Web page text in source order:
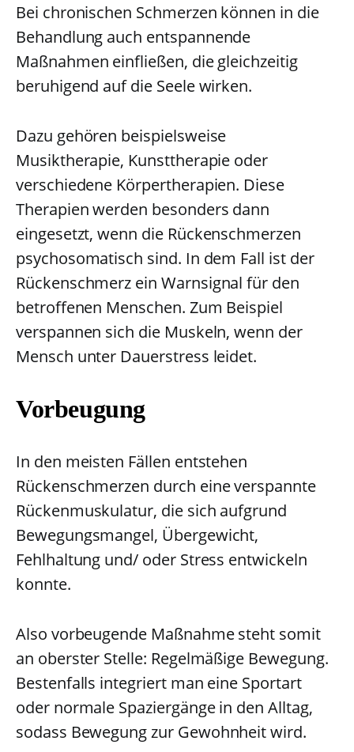
Bei chronischen Schmerzen können in die
Behandlung auch entspannende
Maßnahmen einfließen, die gleichzeitig
beruhigend auf die Seele wirken.
Dazu gehören beispielsweise
Musiktherapie, Kunsttherapie oder
verschiedene Körpertherapien. Diese
Therapien werden besonders dann
eingesetzt, wenn die Rückenschmerzen
psychosomatisch sind. In dem Fall ist der
Rückenschmerz ein Warnsignal für den
betroffenen Menschen. Zum Beispiel
verspannen sich die Muskeln, wenn der
Mensch unter Dauerstress leidet.
Vorbeugung
In den meisten Fällen entstehen
Rückenschmerzen durch eine verspannte
Rückenmuskulatur, die sich aufgrund
Bewegungsmangel, Übergewicht,
Fehlhaltung und/ oder Stress entwickeln
konnte.
Also vorbeugende Maßnahme steht somit
an oberster Stelle: Regelmäßige Bewegung.
Bestenfalls integriert man eine Sportart
oder normale Spaziergänge in den Alltag,
sodass Bewegung zur Gewohnheit wird.